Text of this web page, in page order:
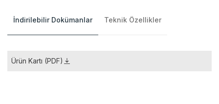
İndirilebilir Dokümanlar Teknik Özellikler
Ürün Kartı (PDF)